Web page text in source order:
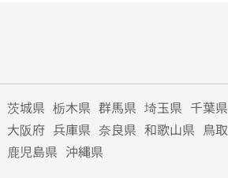
茨城県 栃木県 群馬県 埼玉県 千葉県
大阪府 兵庫県 奈良県 和歌山県 鳥
鹿児島県 沖縄県